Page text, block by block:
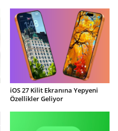
iOS 27 Kilit Ekranına Yepyeni
Özellikler Geliyor